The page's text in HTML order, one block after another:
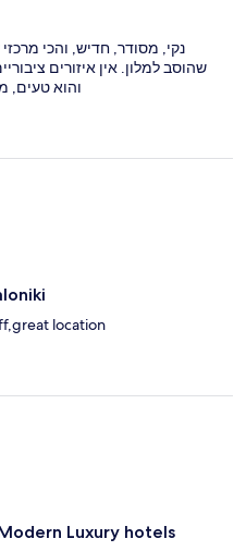
נקי, מסודר, חדיש, והכי
שהוסב למלון. אין איזורים
והוא טעים,
location
Luxury hotels